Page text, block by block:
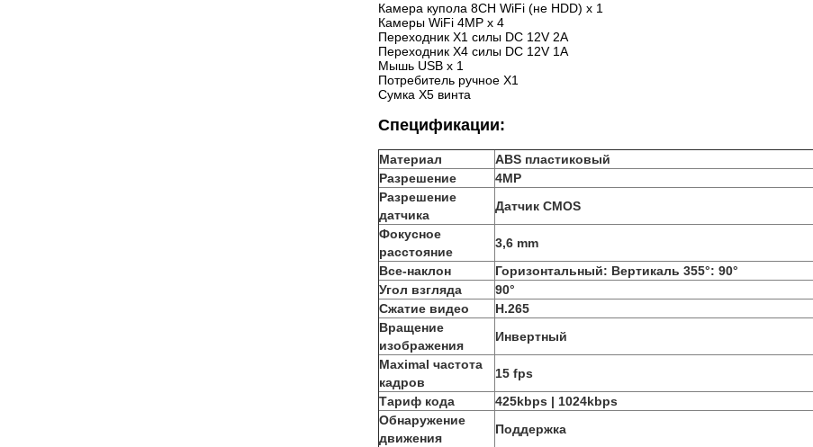
Камера купола 8CH WiFi (не HDD) x 1
Камеры WiFi 4MP x 4
Переходник X1 силы DC 12V 2A
Переходник X4 силы DC 12V 1A
Мышь USB x 1
Потребитель ручное X1
Сумка X5 винта
Спецификации:
Материал
ABS пластиковый
Разрешение
4MP
Разрешение
датчика
Датчик CMOS
Фокусное
расстояние
3,6 mm
Все-наклон
Горизонтальный: Вертикаль 355°: 90°
Угол взгляда
90°
Сжатие видео
H.265
Вращение
изображения
Инвертный
Maximal частота
кадров
15 fps
Тариф кода
425kbps | 1024kbps
Обнаружение
движения
Поддержка